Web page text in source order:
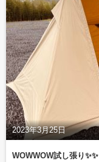
2023年3月25日
WOWWOW試し張り✨️✨️